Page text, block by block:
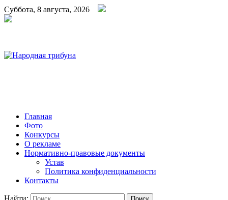
Суббота, 8 августа, 2026
Главная
Фото
Конкурсы
О рекламе
Нормативно-правовые документы
Устав
Политика конфиденциальности
Контакты
Найти: